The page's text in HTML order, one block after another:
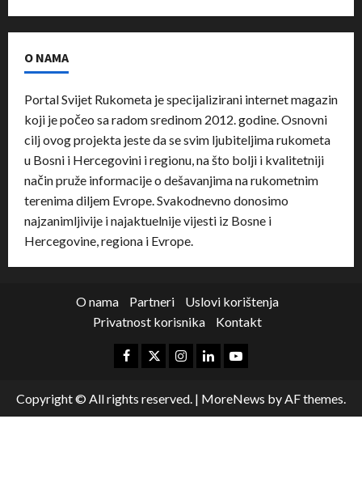
O NAMA
Portal Svijet Rukometa je specijalizirani internet magazin
koji je počeo sa radom sredinom 2012. godine. Osnovni
cilj ovog projekta jeste da se svim ljubiteljima rukometa
u Bosni i Hercegovini i regionu, na što bolji i kvalitetniji
način pruže informacije o dešavanjima na rukometnim
terenima diljem Evrope. Svakodnevno donosimo
najzanimljivije i najaktuelnije vijesti iz Bosne i
Hercegovine, regiona i Evrope.
O nama Partneri
Uslovi korištenja
Privatnost korisnika
Kontakt
Copyright © All rights reserved. | MoreNews by AF themes.